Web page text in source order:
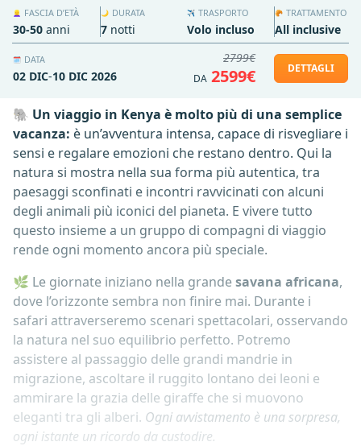
🗓️ DATA
02 DIC-10 DIC 2026
🌙 DURATA
7 notti
👱‍♀️ FASCIA D’ETÀ
30-50 anni
✈️ TRASPORTO
Volo incluso
🥐 TRATTAMENTO
All inclusive
2799€
DA 2599€ DETTAGLI
🐘 Un viaggio in Kenya è molto più di una semplice
vacanza: è un’avventura intensa, capace di risvegliare i
sensi e regalare emozioni che restano dentro. Qui la
natura si mostra nella sua forma più autentica, tra
paesaggi sconfinati e incontri ravvicinati con alcuni
degli animali più iconici del pianeta. E vivere tutto
questo insieme a un gruppo di compagni di viaggio
rende ogni momento ancora più speciale.
🌿 Le giornate iniziano nella grandesavana africana,
dove l’orizzonte sembra non finire mai. Durante i
safari attraverseremo scenari spettacolari, osservando
la natura nel suo equilibrio perfetto. Potremo
assistere al passaggio delle grandi mandrie in
migrazione, ascoltare il ruggito lontano dei leoni e
ammirare la grazia delle giraffe che si muovono
eleganti tra gli alberi. Ogni avvistamento è una sorpresa,
ogni istante un ricordo da custodire.